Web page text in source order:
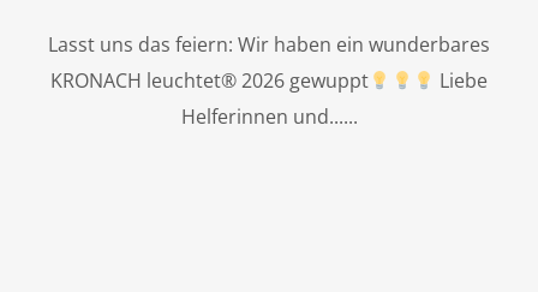
Lasst uns das feiern: Wir haben ein wunderbares
KRONACH leuchtet® 2026 gewuppt
Liebe
Helferinnen und...